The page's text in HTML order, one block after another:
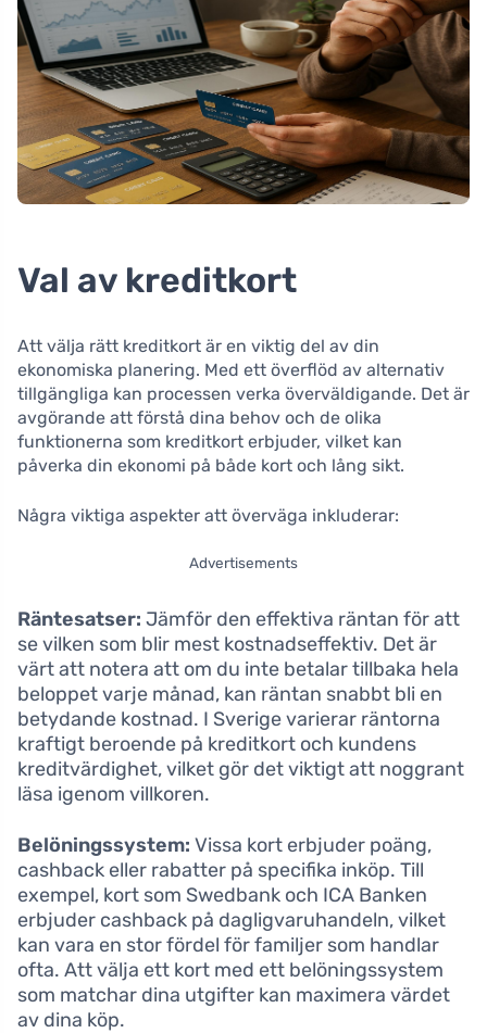
Val av kreditkort
Att välja rätt kreditkort är en viktig del av din
ekonomiska planering. Med ett överflöd av alternativ
tillgängliga kan processen verka överväldigande. Det är
avgörande att förstå dina behov och de olika
funktionerna som kreditkort erbjuder, vilket kan
påverka din ekonomi på både kort och lång sikt.
Några viktiga aspekter att överväga inkluderar:
Advertisements
Räntesatser: Jämför den effektiva räntan för att
se vilken som blir mest kostnadseffektiv. Det är
värt att notera att om du inte betalar tillbaka hela
beloppet varje månad, kan räntan snabbt bli en
betydande kostnad. I Sverige varierar räntorna
kraftigt beroende på kreditkort och kundens
kreditvärdighet, vilket gör det viktigt att noggrant
läsa igenom villkoren.
Belöningssystem: Vissa kort erbjuder poäng,
cashback eller rabatter på specifika inköp. Till
exempel, kort som Swedbank och ICA Banken
erbjuder cashback på dagligvaruhandeln, vilket
kan vara en stor fördel för familjer som handlar
ofta. Att välja ett kort med ett belöningssystem
som matchar dina utgifter kan maximera värdet
av dina köp.